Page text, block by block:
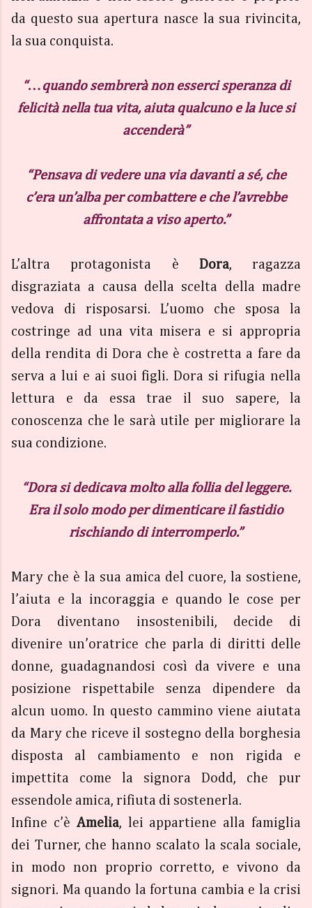
da questo sua apertura nasce la sua rivincita,
la sua conquista.
“…quando sembrerà non esserci speranza di
felicità nella tua vita, aiuta qualcuno e la luce si
accenderà”
“Pensava di vedere una via davanti a sé, che
c’era un’alba per combattere e che l’avrebbe
affrontata a viso aperto.”
L’altra protagonista è Dora, ragazza
disgraziata a causa della scelta della madre
vedova di risposarsi. L’uomo che sposa la
costringe ad una vita misera e si appropria
della rendita di Dora che è costretta a fare da
serva a lui e ai suoi figli. Dora si rifugia nella
lettura e da essa trae il suo sapere, la
conoscenza che le sarà utile per migliorare la
sua condizione.
“Dora si dedicava molto alla follia del leggere.
Era il solo modo per dimenticare il fastidio
rischiando di interromperlo.”
Mary che è la sua amica del cuore, la sostiene,
l’aiuta e la incoraggia e quando le cose per
Dora diventano insostenibili, decide di
divenire un’oratrice che parla di diritti delle
donne, guadagnandosi così da vivere e una
posizione rispettabile senza dipendere da
alcun uomo. In questo cammino viene aiutata
da Mary che riceve il sostegno della borghesia
disposta al cambiamento e non rigida e
impettita come la signora Dodd, che pur
essendole amica, rifiuta di sostenerla.
Infine c’è Amelia, lei appartiene alla famiglia
dei Turner, che hanno scalato la scala sociale,
in modo non proprio corretto, e vivono da
signori. Ma quando la fortuna cambia e la crisi